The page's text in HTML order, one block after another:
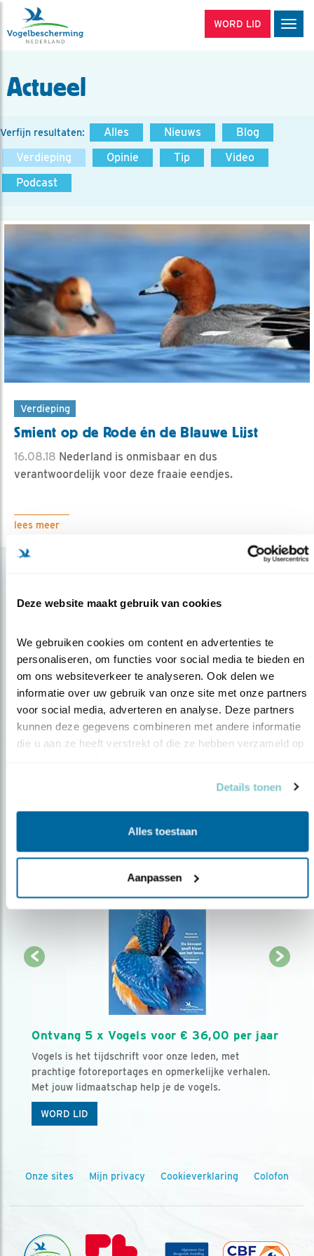
Deze website maakt gebruik van cookies
We gebruiken cookies om content en advertenties te
personaliseren, om functies voor social media te bieden en
om ons websiteverkeer te analyseren. Ook delen we
informatie over uw gebruik van onze site met onze partners
voor social media, adverteren en analyse. Deze partners
kunnen deze gegevens combineren met andere informatie
die u aan ze heeft verstrekt of die ze hebben verzameld op
Details tonen
Alles toestaan
Aanpassen
WORD LID
Actueel
Verfijn resultaten: Alles Nieuws
Blog
Verdieping
Opinie Tip
Video
Podcast
Verdieping
Smient op de Rode én de Blauwe Lijst
16.08.18 Nederland is onmisbaar en dus
verantwoordelijk voor deze fraaie eendjes.
lees meer
Op de hoogte blijven?
Meld je aan en ontvang nieuws, inspiratie, acties en tips
over vogels en activiteiten van Vogelbescherming.
AANMELDEN VOGELNIEUWS
Ontvang 5 x Vogels voor € 36,00 per jaar
Vogels is het tijdschrift voor onze leden, met
prachtige fotoreportages en opmerkelijke verhalen.
Met jouw lidmaatschap help je de vogels.
WORD LID
Onze sites Mijn privacy Cookieverklaring Colofon